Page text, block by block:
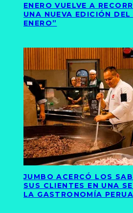
ENERO VUELVE A
UNA NUEVA EDICIÓN
ENERO”
JUMBO ACERCÓ LOS
SUS CLIENTES EN UNA
LA GASTRONOMÍA